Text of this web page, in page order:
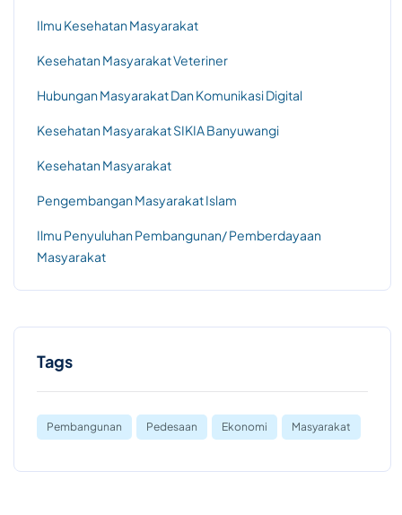
Ilmu Kesehatan Masyarakat
Kesehatan Masyarakat Veteriner
Hubungan Masyarakat Dan Komunikasi Digital
Kesehatan Masyarakat SIKIA Banyuwangi
Kesehatan Masyarakat
Pengembangan Masyarakat Islam
Ilmu Penyuluhan Pembangunan/ Pemberdayaan
Masyarakat
Tags
Pembangunan Pedesaan Ekonomi Masyarakat